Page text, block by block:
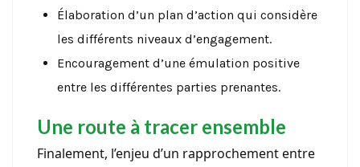
Élaboration d’un plan d’action qui considère
les différents niveaux d’engagement.
Encouragement d’une émulation positive
entre les différentes parties prenantes.
Une route à tracer ensemble
Finalement, l’enjeu d’un rapprochement entre